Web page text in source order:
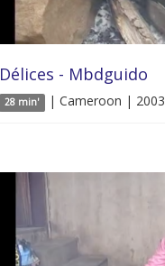
Délices - Mbdguido
28 min' | Cameroon | 2003